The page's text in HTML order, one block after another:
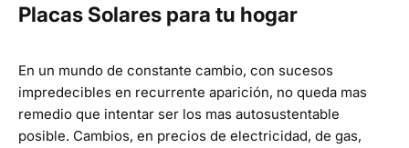
Placas Solares para tu hogar
En un mundo de constante cambio, con sucesos
impredecibles en recurrente aparición, no queda mas
remedio que intentar ser los mas autosustentable
posible. Cambios, en precios de electricidad, de gas,